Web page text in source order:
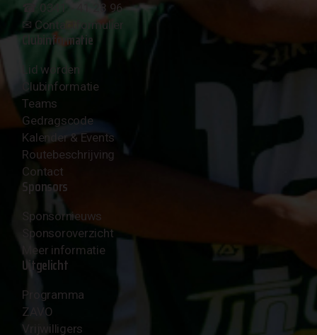
☎︎ 0341 - 41 28 96
✉︎ Contactformulier
Clubinformatie
Lid worden
Clubinformatie
Teams
Gedragscode
Kalender & Events
Routebeschrijving
Contact
Sponsors
Sponsornieuws
Sponsoroverzicht
Meer informatie
Uitgelicht
Programma
ZAVO
Vrijwilligers